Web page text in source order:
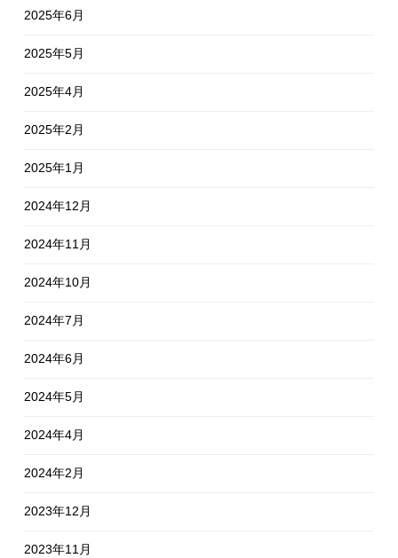
2025年6月
2025年5月
2025年4月
2025年2月
2025年1月
2024年12月
2024年11月
2024年10月
2024年7月
2024年6月
2024年5月
2024年4月
2024年2月
2023年12月
2023年11月